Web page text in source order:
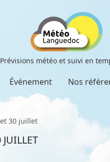
Prévisions météo et suivi en
Événement Nos
30 juillet